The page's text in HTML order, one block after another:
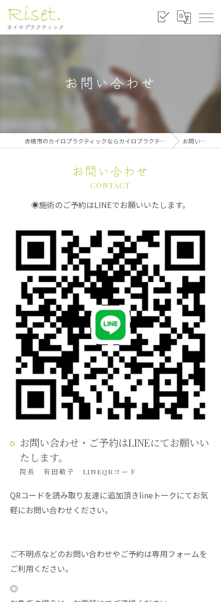
お問い合わせ
赤穂市のカイロプラクティックならカイロプラクティック リセット お問い合わせ
お問い合わせ
CONTACT
◉施術のご予約はLINEでお願いいたします。
お問い合わせ・ご予約はLINEにてお願いい
たします。
院長 有田敬子 LINEQRコード
QRコードを読み取り友達に追加頂きlineトークにてお気
軽にお問い合わせください。
ご不明点などのお問い合わせやご予約は専用フォームを
ご利用ください。
◎